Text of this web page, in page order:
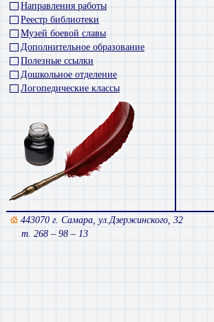
Направления работы
Реестр библиотеки
Музей боевой славы
Дополнительное образование
Полезные ссылки
Дошкольное отделение
Логопедические классы
443070 г. Самара, ул.Дзержинского, 32
т. 268 – 98 – 13